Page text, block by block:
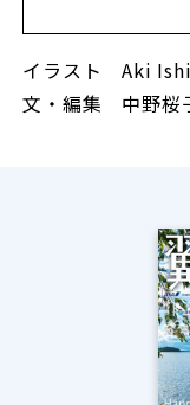
イラスト Aki
文・編集 中野桜